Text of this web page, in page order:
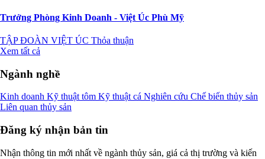
Trưởng Phòng Kinh Doanh - Việt Úc Phù Mỹ
TẬP ĐOÀN VIỆT ÚC Thỏa thuận
Xem tất cả
Ngành nghề
Kinh doanh Kỹ thuật tôm Kỹ thuật cá Nghiên cứu Chế biến thủy sản
Liên quan thủy sản
Đăng ký nhận bản tin
Nhận thông tin mới nhất về ngành thủy sản, giá cả thị trường và kiến